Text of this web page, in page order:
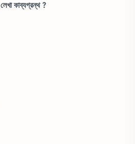
কাব্যগ্রন্থ ?